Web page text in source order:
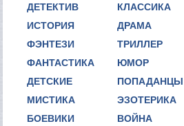
ДЕТЕКТИВ
ИСТОРИЯ
ФЭНТЕЗИ
ФАНТАСТИКА
ДЕТСКИЕ
МИСТИКА
БОЕВИКИ
КЛАССИКА
ДРАМА
ТРИЛЛЕР
ЮМОР
ПОПАДАНЦЫ
ЭЗОТЕРИКА
ВОЙНА